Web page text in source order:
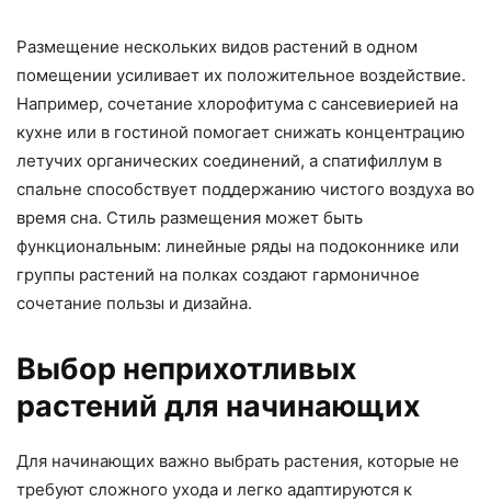
Размещение нескольких видов растений в одном
помещении усиливает их положительное воздействие.
Например, сочетание хлорофитума с сансевиерией на
кухне или в гостиной помогает снижать концентрацию
летучих органических соединений, а спатифиллум в
спальне способствует поддержанию чистого воздуха во
время сна. Стиль размещения может быть
функциональным: линейные ряды на подоконнике или
группы растений на полках создают гармоничное
сочетание пользы и дизайна.
Выбор неприхотливых
растений для начинающих
Для начинающих важно выбрать растения, которые не
требуют сложного ухода и легко адаптируются к